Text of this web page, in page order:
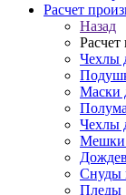
Расчет
Назад
Расчет
Чехлы
Маски
Чехлы
Мешки
Снуды
Пледы